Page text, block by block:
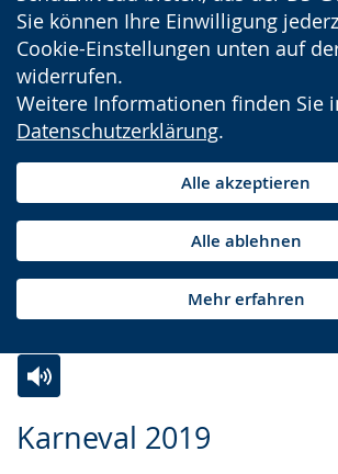
Sie können Ihre Einwilligung
Cookie-Einstellungen unten auf
widerrufen.
Weitere Informationen finden Sie
Datenschutzerklärung.
Alle akzeptieren
Alle ablehnen
Mehr erfahren
Karneval 2019
Leichten
Audio-
Video